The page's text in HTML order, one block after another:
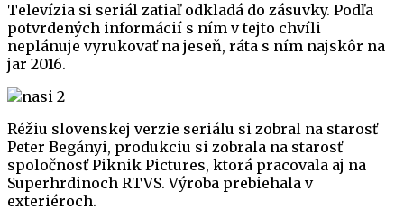
Televízia si seriál zatiaľ odkladá do zásuvky. Podľa
potvrdených informácií s ním v tejto chvíli
neplánuje vyrukovať na jeseň, ráta s ním najskôr na
jar 2016.
Réžiu slovenskej verzie seriálu si zobral na starosť
Peter Begányi, produkciu si zobrala na starosť
spoločnosť Piknik Pictures, ktorá pracovala aj na
Superhrdinoch RTVS. Výroba prebiehala v
exteriéroch.